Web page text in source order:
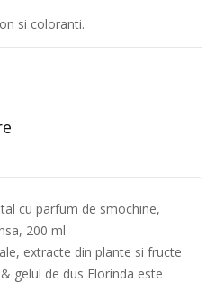
si coloranti.
cu parfum de smochine,
200 ml
extracte din plante si fructe
gelul de dus Florinda este